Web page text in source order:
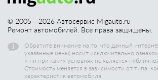
© 2005—2026 Автосервис Migauto.ru
Ремонт автомобилей. Все права защищены.
Обратите внимание на то, что данный
указанные цены) носит исключительно
и ни при каких условиях не является
Стоимость меняется в зависимости от типа,
характеристик автомобиля.